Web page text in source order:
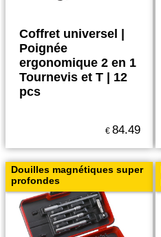
Coffret universel |
Poignée
ergonomique 2 en 1
Tournevis et T | 12
pcs
€ 84.49
Douilles magnétiques super
profondes